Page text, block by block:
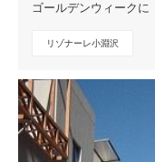
ゴールデンウィークに
リゾナーレ小淵沢